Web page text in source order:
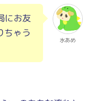
にお友
ちゃう
水あめ